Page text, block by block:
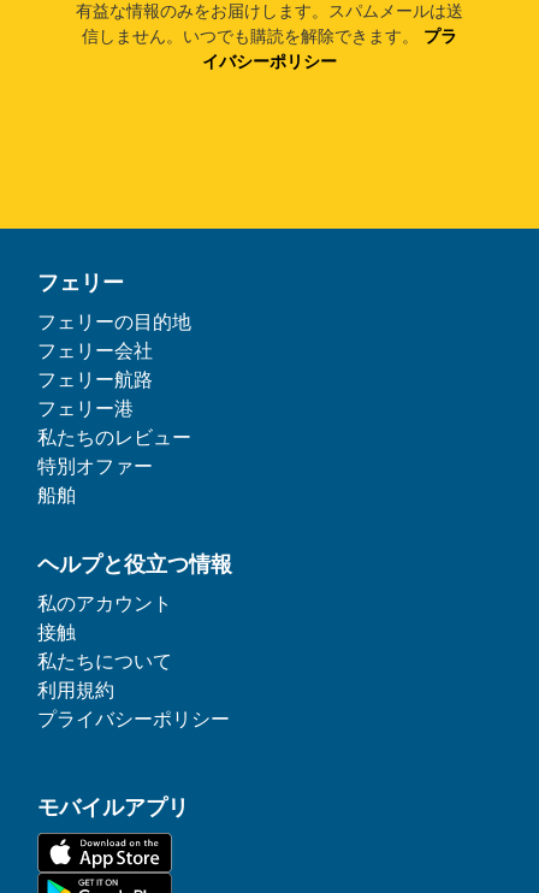
有益な情報のみをお届けします。スパムメールは送
信しません。いつでも購読を解除できます。
プラ
イバシーポリシー
フェリー
フェリーの目的地
フェリー会社
フェリー航路
フェリー港
私たちのレビュー
特別オファー
船舶
ヘルプと役立つ情報
私のアカウント
接触
私たちについて
利用規約
プライバシーポリシー
モバイルアプリ